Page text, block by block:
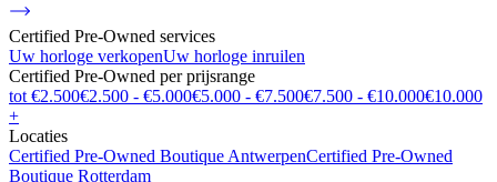
Certified Pre-Owned services
Uw horloge verkopenUw horloge inruilen
Certified Pre-Owned per prijsrange
tot €2.500€2.500 - €5.000€5.000 - €7.500€7.500 - €10.000€10.000
+
Locaties
Certified Pre-Owned Boutique AntwerpenCertified Pre-Owned
Boutique Rotterdam